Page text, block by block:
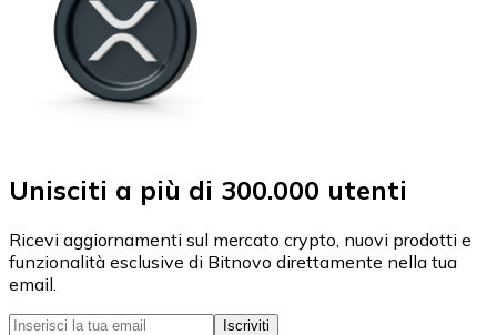
Unisciti a più di 300.000 utenti
Ricevi aggiornamenti sul mercato crypto, nuovi prodotti e
funzionalità esclusive di Bitnovo direttamente nella tua
email.
Iscriviti